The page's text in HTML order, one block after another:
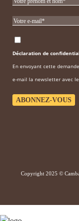
Déclaration de
En envoyant cette
e-mail la newsletter avec
Copyright 2025 ©